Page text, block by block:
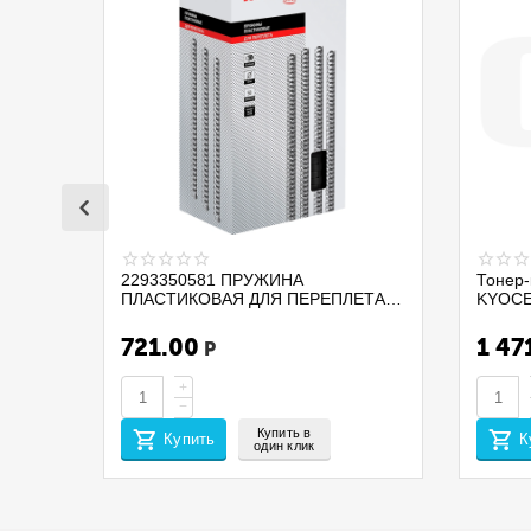
2293350581 ПРУЖИНА
ПЛАСТИКОВАЯ ДЛЯ ПЕРЕПЛЕТА
255112 D=32 А4 280ЛИСТОВ 50ШТ
ЧЕРНЫЙ
721.00 Р
+
−
Купить
Купить в
один клик
/
(EUR/
1